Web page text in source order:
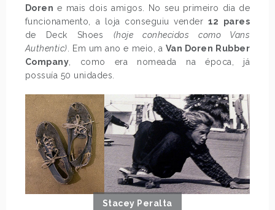
Doren e mais dois amigos. No seu primeiro dia de
funcionamento, a loja conseguiu vender 12 pares
de Deck Shoes (hoje conhecidos como Vans
Authentic) . Em um ano e meio, a Van Doren Rubber
Company , como era nomeada na época, já
possuía 50 unidades.
Stacey Peralta